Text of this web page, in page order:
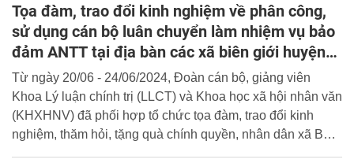
Tọa đàm, trao đổi kinh nghiệm về phân công,
sử dụng cán bộ luân chuyển làm nhiệm vụ bảo
đảm ANTT tại địa bàn các xã biên giới huyện
Hướng Hóa, tỉnh Quảng Trị
Từ ngày 20/06 - 24/06/2024, Đoàn cán bộ, giảng viên
Khoa Lý luận chính trị (LLCT) và Khoa học xã hội nhân văn
(KHXHNV) đã phối hợp tổ chức tọa đàm, trao đổi kinh
nghiệm, thăm hỏi, tặng quà chính quyền, nhân dân xã Ba